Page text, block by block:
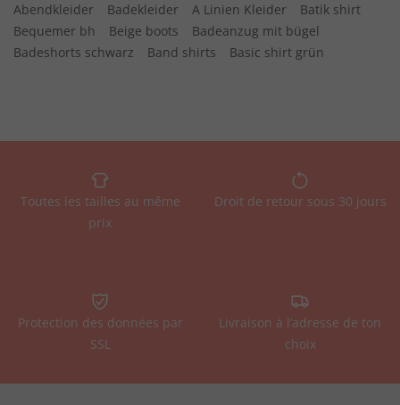
Abendkleider Badekleider A Linien Kleider
Batik shirt
Bequemer bh
Beige boots
Badeanzug mit bügel
Badeshorts schwarz
Band shirts Basic shirt grün
Toutes les tailles au même
prix
Droit de retour sous 30 jours
Protection des données par
SSL
Livraison à l’adresse de ton
choix